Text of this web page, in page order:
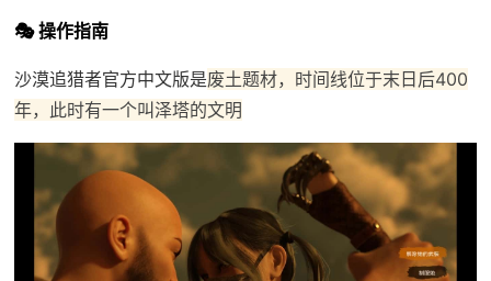
🎭 操作指南
沙漠追猎者官方中文版是废土题材，时间线位于末日后400
年，此时有一个叫泽塔的文明